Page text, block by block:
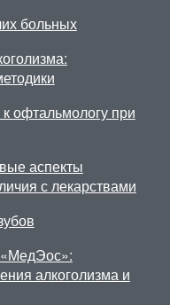
больных
офтальмологу при
аспекты
с лекарствами
«МедЭос»:
алкоголизма и